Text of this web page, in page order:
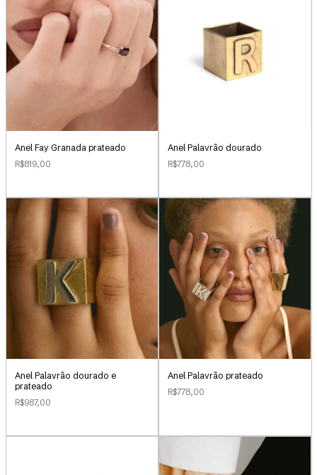
Anel Fay Granada prateado
R$819,00
Anel Palavrão dourado
R$778,00
Anel Palavrão dourado e
prateado
R$987,00
Anel Palavrão prateado
R$778,00